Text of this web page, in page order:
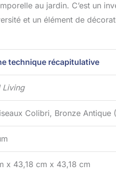
au jardin. C’est un
et un élément de
technique récapitulative
Living
Colibri, Bronze Antique
x 43,18 cm x 43,18 cm